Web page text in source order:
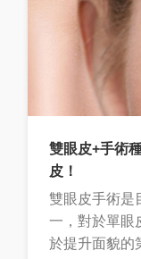
雙眼皮+手術
皮！
雙眼皮手術是
一，對於單眼
於提升面貌的